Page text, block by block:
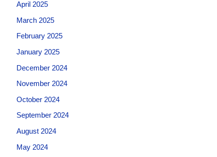
April 2025
March 2025
February 2025
January 2025
December 2024
November 2024
October 2024
September 2024
August 2024
May 2024